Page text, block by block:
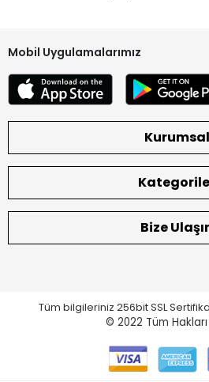
Mobil Uygulamalarımız
Kurumsal
Bize
Tüm bilgileriniz 256bit SSL
© 2022 Tüm Hakları